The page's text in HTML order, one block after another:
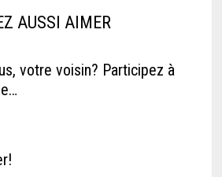
AUSSI AIMER
votre voisin? Participez à